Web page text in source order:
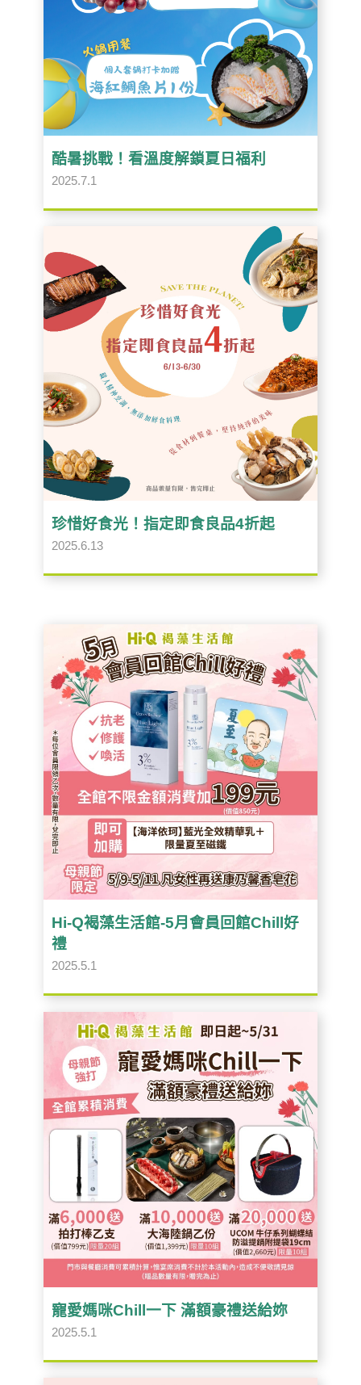
酷暑挑戰！看溫度解鎖夏日福利
2025.7.1
珍惜好食光！指定即食良品4折起
2025.6.13
Hi-Q褐藻生活館-5月會員回館Chill好
禮
2025.5.1
寵愛媽咪Chill一下 滿額豪禮送給妳
2025.5.1